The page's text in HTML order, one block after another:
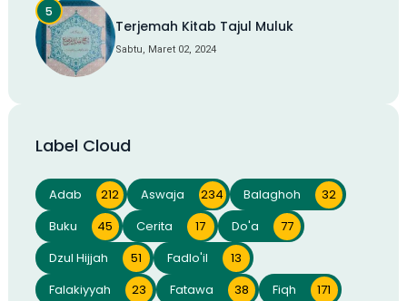
Terjemah Kitab Tajul Muluk
Sabtu, Maret 02, 2024
Label Cloud
Adab 212 Aswaja 234 Balaghoh
32
Buku
45 Cerita 17 Do'a
77
Dzul Hijjah
51 Fadlo'il
13
Falakiyyah
23 Fatawa 38 Fiqh
171